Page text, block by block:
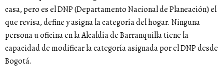
casa, pero es el DNP (Departamento Nacional de Planeación) el
que revisa, define y asigna la categoría del hogar. Ninguna
persona u oficina en la Alcaldía de Barranquilla tiene la
capacidad de modificar la categoría asignada por el DNP desde
Bogotá.